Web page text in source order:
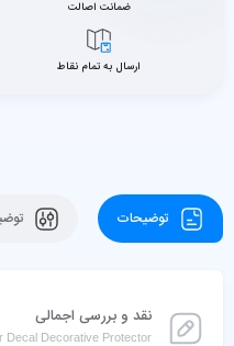
ضمانت اصالت
ارسال به تمام نقاط
توضیحات
نقد و بررسی اجمالی
Decal Decorative Protector